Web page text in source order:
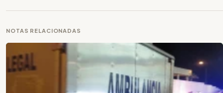
NOTAS RELACIONADAS